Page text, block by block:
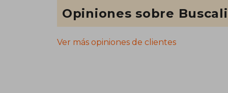
Opiniones sobre
Ver más opiniones de clientes